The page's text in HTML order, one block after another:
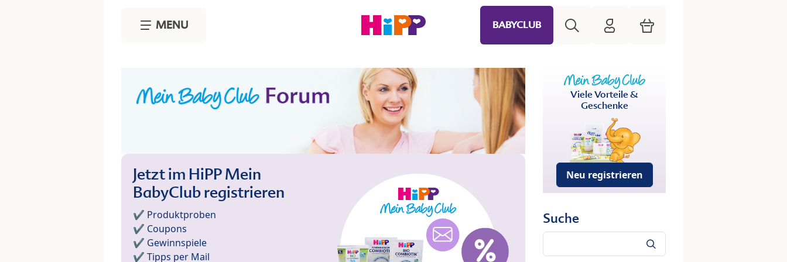
MENU BABYCLUB HiPP Mein Babyclub
Warenkorb
Jetzt im HiPP Mein
BabyClub registrieren
✔️ Produktproben
✔️ Coupons
✔️ Gewinnspiele
✔️ Tipps per Mail
Viele Vorteile &
Geschenke
Neu registrieren
Suche